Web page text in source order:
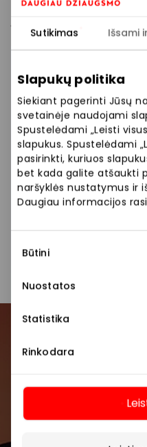
Sutikimas Išsami
Slapukų politika
Siekiant pagerinti Jūsų
svetainėje naudojami
Spustelėdami „Leisti
slapukus. Spustelėdami
pasirinkti, kuriuos
bet kada galite atšaukti
naršyklės nustatymus ir
Daugiau informacijos
pasirinkimas
Būtini
Nuostatos
Statistika
Rinkodara
pasimėgauti naminiais
kurios gaminamos
kepamos tradicinėse
gardžiais, tradiciniais
užkandžiais, gėrimais bei
“La vita è una
Siūlome platų maisto
lazanija, itališki padažai,
Restoranai ir kavinės
renginius ir naujausią